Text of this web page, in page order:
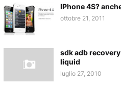
IPhone 4S?
ottobre 21, 2011
sdk adb
liquid
luglio 27, 2010